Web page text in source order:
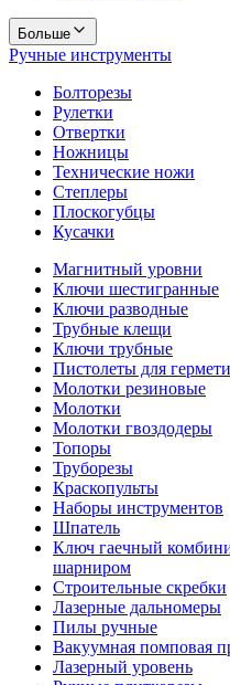
Больше
Ручные инструменты
Болторезы
Рулетки
Отвертки
Ножницы
Технические ножи
Степлеры
Плоскогубцы
Кусачки
Магнитный уровни
Ключи шестигранные
Ключи разводные
Трубные клещи
Ключи трубные
Пистолеты для
Молотки резиновые
Молотки
Молотки гвоздодеры
Топоры
Труборезы
Краскопульты
Наборы инструментов
Шпатель
Ключ гаечный
шарниром
Строительные скребки
Лазерные дальномеры
Пилы ручные
Вакуумная помповая
Лазерный уровень